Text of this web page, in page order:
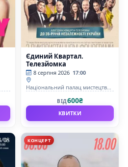
Єдиний Квартал.
Телезйомка
8 серпня 2026 17:00
Національний палац мистецтв
ВІД600₴
КВИТКИ
КОНЦЕРТ